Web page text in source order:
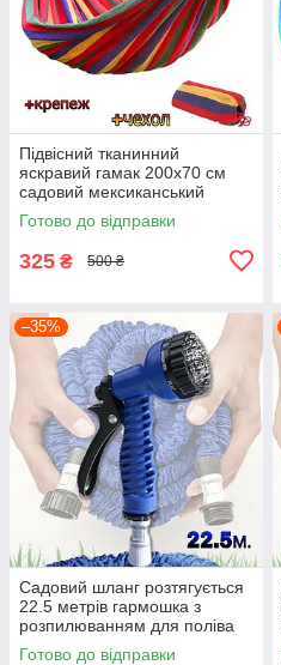
Підвісний тканинний
яскравий гамак 200х70 см
садовий мексиканський
туристичний для дому дачі та
туризму з чохлом
Готово до відправки
325 ₴ 500 ₴
–35%
Садовий шланг розтягується
22.5 метрів гармошка з
розпилюванням для поліва
MAGIC HOSE 7 режимів
Готово до відправки